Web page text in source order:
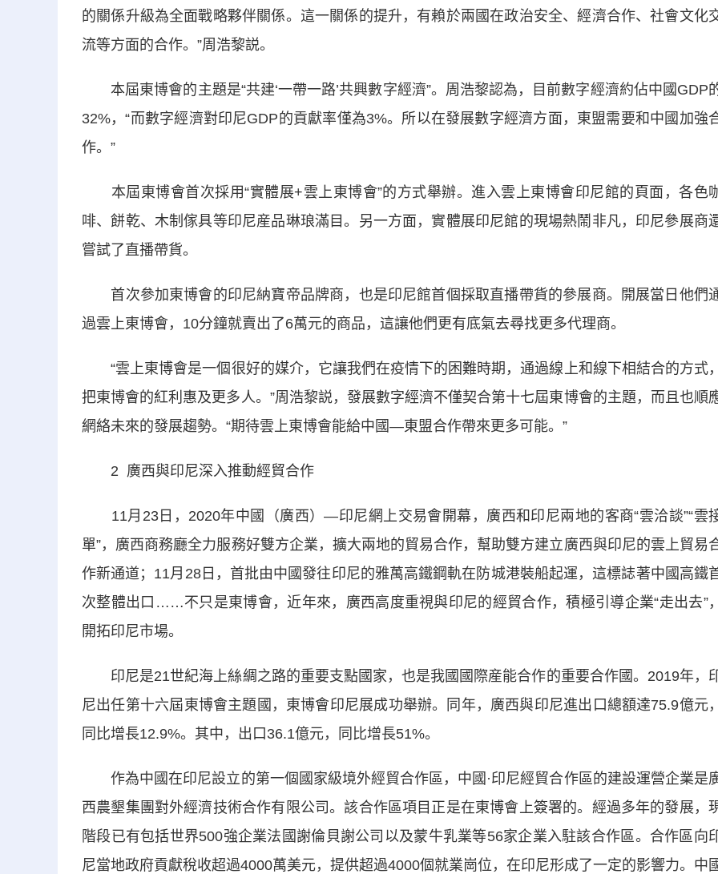
的關係升級為全面戰略夥伴關係。這一關係的提升，有賴於兩國在政治安全、經濟合作、社會文化
流等方面的合作。”周浩黎説。
本屆東博會的主題是“共建‘一帶一路’共興數字經濟”。周浩黎認為，目前數字經濟約佔中國GDP
32%，“而數字經濟對印尼GDP的貢獻率僅為3%。所以在發展數字經濟方面，東盟需要和中國加強
作。”
本屆東博會首次採用“實體展+雲上東博會”的方式舉辦。進入雲上東博會印尼館的頁面，各色
啡、餅乾、木制傢具等印尼産品琳琅滿目。另一方面，實體展印尼館的現場熱鬧非凡，印尼參展商
嘗試了直播帶貨。
首次參加東博會的印尼納寶帝品牌商，也是印尼館首個採取直播帶貨的參展商。開展當日他們
過雲上東博會，10分鐘就賣出了6萬元的商品，這讓他們更有底氣去尋找更多代理商。
“雲上東博會是一個很好的媒介，它讓我們在疫情下的困難時期，通過線上和線下相結合的方式，
把東博會的紅利惠及更多人。”周浩黎説，發展數字經濟不僅契合第十七屆東博會的主題，而且也順
網絡未來的發展趨勢。“期待雲上東博會能給中國—東盟合作帶來更多可能。”
2 廣西與印尼深入推動經貿合作
11月23日，2020年中國（廣西）—印尼網上交易會開幕，廣西和印尼兩地的客商“雲洽談”“雲
單”，廣西商務廳全力服務好雙方企業，擴大兩地的貿易合作，幫助雙方建立廣西與印尼的雲上貿易
作新通道；11月28日，首批由中國發往印尼的雅萬高鐵鋼軌在防城港裝船起運，這標誌著中國高鐵
次整體出口……不只是東博會，近年來，廣西高度重視與印尼的經貿合作，積極引導企業“走出去”，
開拓印尼市場。
印尼是21世紀海上絲綢之路的重要支點國家，也是我國國際産能合作的重要合作國。2019年，
尼出任第十六屆東博會主題國，東博會印尼展成功舉辦。同年，廣西與印尼進出口總額達75.9億元，
同比增長12.9%。其中，出口36.1億元，同比增長51%。
作為中國在印尼設立的第一個國家級境外經貿合作區，中國·印尼經貿合作區的建設運營企業是
西農墾集團對外經濟技術合作有限公司。該合作區項目正是在東博會上簽署的。經過多年的發展，
階段已有包括世界500強企業法國謝倫貝謝公司以及蒙牛乳業等56家企業入駐該合作區。合作區向
尼當地政府貢獻稅收超過4000萬美元，提供超過4000個就業崗位，在印尼形成了一定的影響力。中